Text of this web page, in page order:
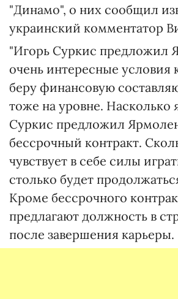
"Динамо", о них сообщил
украинский комментатор
"Игорь Суркис предложил
очень интересные условия
беру финансовую
тоже на уровне. Насколько
Суркис предложил
бессрочный контракт.
чувствует в себе силы
столько будет
Кроме бессрочного
предлагают должность в
после завершения карьеры.